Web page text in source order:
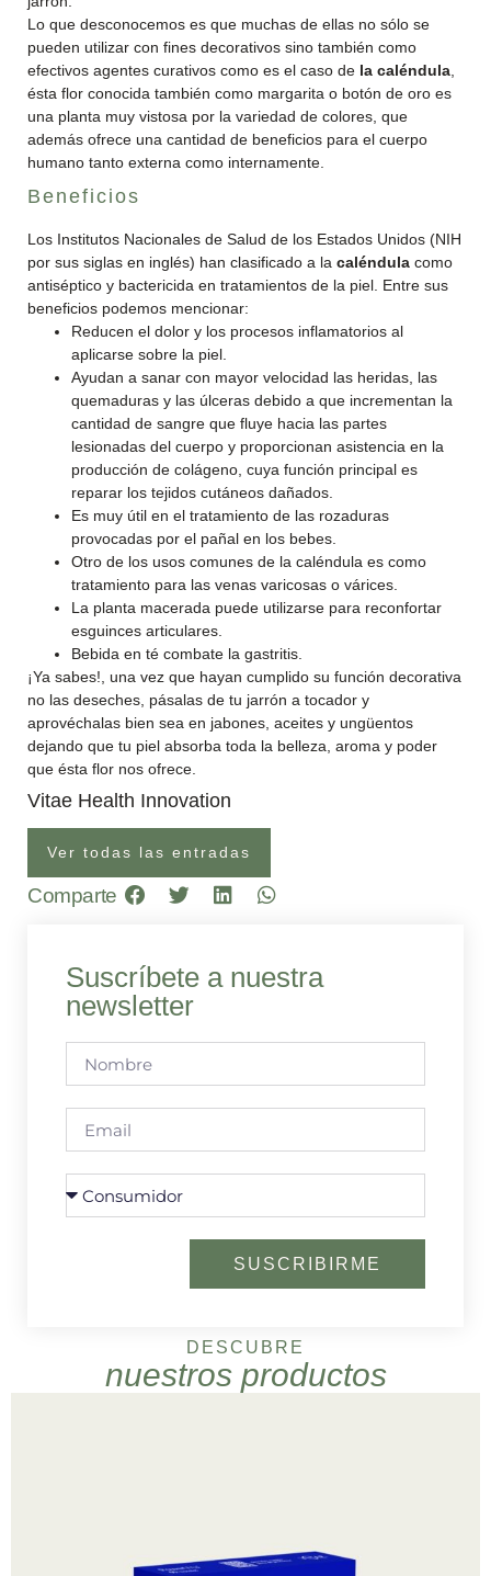
Lo que desconocemos es que muchas de ellas no sólo se
pueden utilizar con fines decorativos sino también como
efectivos agentes curativos como es el caso de la caléndula
ésta flor conocida también como margarita o botón de oro es
una planta muy vistosa por la variedad de colores, que
además ofrece una cantidad de beneficios para el cuerpo
humano tanto externa como internamente.
Beneficios
Los Institutos Nacionales de Salud de los Estados Unidos (NIH
por sus siglas en inglés) han clasificado a la caléndula como
antiséptico y bactericida en tratamientos de la piel. Entre sus
beneficios podemos mencionar:
Reducen el dolor y los procesos inflamatorios al
aplicarse sobre la piel.
Ayudan a sanar con mayor velocidad las heridas, las
quemaduras y las úlceras debido a que incrementan la
cantidad de sangre que fluye hacia las partes
lesionadas del cuerpo y proporcionan asistencia en la
producción de colágeno, cuya función principal es
reparar los tejidos cutáneos dañados.
Es muy útil en el tratamiento de las rozaduras
provocadas por el pañal en los bebes.
Otro de los usos comunes de la caléndula es como
tratamiento para las venas varicosas o várices.
La planta macerada puede utilizarse para reconfortar
esguinces articulares.
Bebida en té combate la gastritis.
¡Ya sabes!, una vez que hayan cumplido su función decorativa
no las deseches, pásalas de tu jarrón a tocador y
aprovéchalas bien sea en jabones, aceites y ungüentos
dejando que tu piel absorba toda la belleza, aroma y poder
que ésta flor nos ofrece.
Vitae Health Innovation
Ver todas las entradas
Comparte
Suscríbete a nuestra
newsletter
SUSCRIBIRME
DESCUBRE
nuestros productos